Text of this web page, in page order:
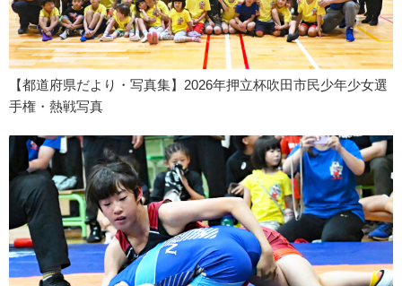
【都道府県だより・写真集】2026年押立杯吹田市民少年少女選
手権・熱戦写真